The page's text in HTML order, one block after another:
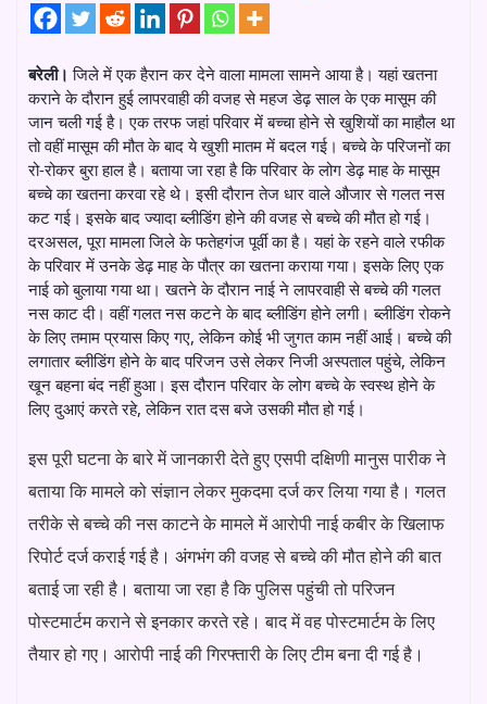
बरेली। जिले में एक हैरान कर देने वाला मामला सामने आया है। यहां खतना
कराने के दौरान हुई लापरवाही की वजह से महज डेढ़ साल के एक मासूम की
जान चली गई है। एक तरफ जहां परिवार में बच्चा होने से खुशियों का माहौल था
तो वहीं मासूम की मौत के बाद ये खुशी मातम में बदल गई। बच्चे के परिजनों का
रो-रोकर बुरा हाल है। बताया जा रहा है कि परिवार के लोग डेढ़ माह के मासूम
बच्चे का खतना करवा रहे थे। इसी दौरान तेज धार वाले औजार से गलत नस
कट गई। इसके बाद ज्यादा ब्लीडिंग होने की वजह से बच्चे की मौत हो गई।
दरअसल, पूरा मामला जिले के फतेहगंज पूर्वी का है। यहां के रहने वाले रफीक
के परिवार में उनके डेढ़ माह के पौत्र का खतना कराया गया। इसके लिए एक
नाई को बुलाया गया था। खतने के दौरान नाई ने लापरवाही से बच्चे की गलत
नस काट दी। वहीं गलत नस कटने के बाद ब्लीडिंग होने लगी। ब्लीडिंग रोकने
के लिए तमाम प्रयास किए गए, लेकिन कोई भी जुगत काम नहीं आई। बच्चे की
लगातार ब्लीडिंग होने के बाद परिजन उसे लेकर निजी अस्पताल पहुंचे, लेकिन
खून बहना बंद नहीं हुआ। इस दौरान परिवार के लोग बच्चे के स्वस्थ होने के
लिए दुआएं करते रहे, लेकिन रात दस बजे उसकी मौत हो गई।
इस पूरी घटना के बारे में जानकारी देते हुए एसपी दक्षिणी मानुस पारीक ने
बताया कि मामले को संज्ञान लेकर मुकदमा दर्ज कर लिया गया है। गलत
तरीके से बच्चे की नस काटने के मामले में आरोपी नाई कबीर के खिलाफ
रिपोर्ट दर्ज कराई गई है। अंगभंग की वजह से बच्चे की मौत होने की बात
बताई जा रही है। बताया जा रहा है कि पुलिस पहुंची तो परिजन
पोस्टमार्टम कराने से इनकार करते रहे। बाद में वह पोस्टमार्टम के लिए
तैयार हो गए। आरोपी नाई की गिरफ्तारी के लिए टीम बना दी गई है।